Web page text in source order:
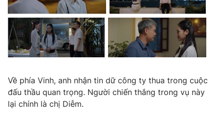
Thị trường
Tư vấn
Lịch phát sóng
Chuyên mục khác
Emagazine Podcast
Photo Infographic
Về phía Vinh, anh nhận tin dữ công ty thua trong cuộc
đấu thầu quan trọng. Người chiến thắng trong vụ này
lại chính là chị Diễm.